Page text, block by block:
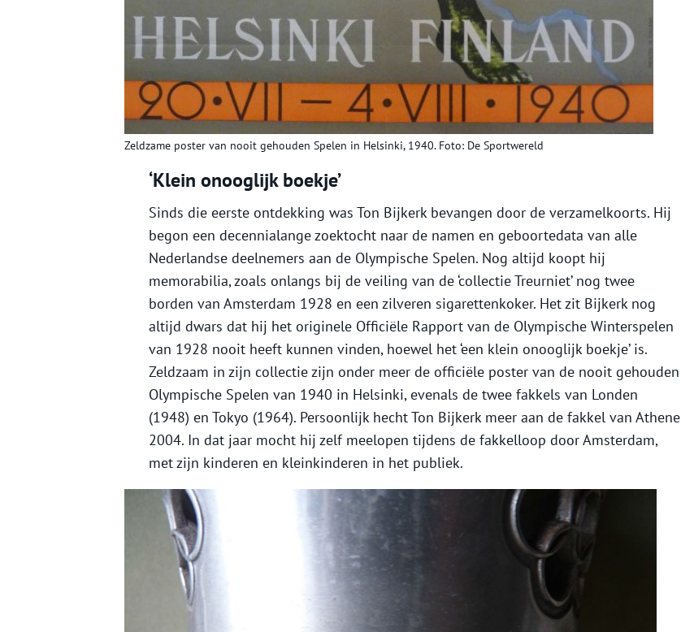
Zeldzame poster van nooit gehouden Spelen in Helsinki, 1940. Foto: De Sportwereld
‘Klein onooglijk boekje’
Sinds die eerste ontdekking was Ton Bijkerk bevangen door de verzamelkoorts. Hij
begon een decennialange zoektocht naar de namen en geboortedata van alle
Nederlandse deelnemers aan de Olympische Spelen. Nog altijd koopt hij
memorabilia, zoals onlangs bij de veiling van de ‘collectie Treurniet’ nog twee
borden van Amsterdam 1928 en een zilveren sigarettenkoker. Het zit Bijkerk nog
altijd dwars dat hij het originele Officiële Rapport van de Olympische Winterspelen
van 1928 nooit heeft kunnen vinden, hoewel het ‘een klein onooglijk boekje’ is.
Zeldzaam in zijn collectie zijn onder meer de officiële poster van de nooit gehouden
Olympische Spelen van 1940 in Helsinki, evenals de twee fakkels van Londen
(1948) en Tokyo (1964). Persoonlijk hecht Ton Bijkerk meer aan de fakkel van Athene
2004. In dat jaar mocht hij zelf meelopen tijdens de fakkelloop door Amsterdam,
met zijn kinderen en kleinkinderen in het publiek.